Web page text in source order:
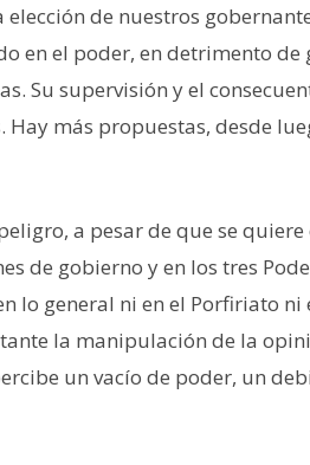
de nuestros
en el poder, en detrimento de
Su supervisión y el
más propuestas, desde
a pesar de que se quiere
de gobierno y en los tres
lo general ni en el Porfiriato ni
la manipulación de la
un vacío de poder, un